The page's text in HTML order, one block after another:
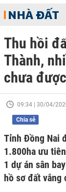
NHÀ ĐẤT
Thu hồi
Thành,
chưa
09:34 | 30/04/
Chia sẻ
Tỉnh Đồng Nai
1.800ha ưu
1 dự án sân
hồ sơ đất vắng